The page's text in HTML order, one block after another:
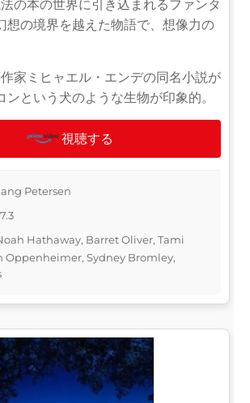
の本の世界に引き込まれるファンタ
想の境界を越えた物語で、想像力の
作家ミヒャエル・エンデの同名小説が
ンという犬のような生物が印象的。
視聴する
Petersen
Hathaway, Barret Oliver, Tami
Oppenheimer, Sydney Bromley,